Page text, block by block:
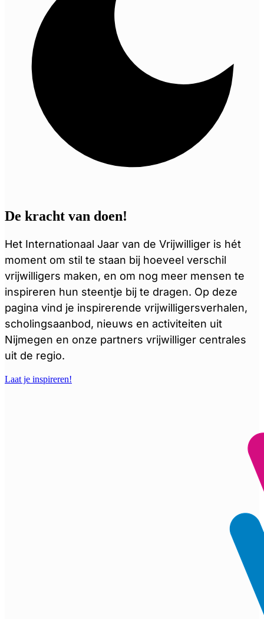
De kracht van doen!
Het Internationaal Jaar van de Vrijwilliger is hét
moment om stil te staan bij hoeveel verschil
vrijwilligers maken, en om nog meer mensen te
inspireren hun steentje bij te dragen. Op deze
pagina vind je inspirerende vrijwilligersverhalen,
scholingsaanbod, nieuws en activiteiten uit
Nijmegen en onze partners vrijwilliger centrales
uit de regio.
Laat je inspireren!